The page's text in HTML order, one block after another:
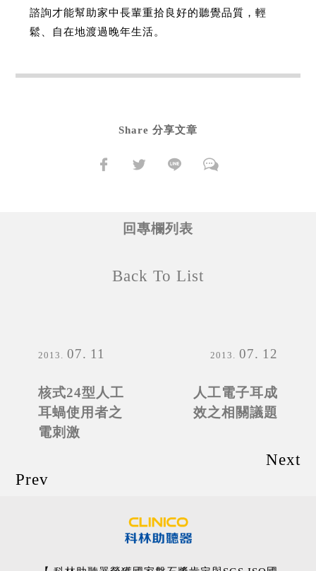
諮詢才能幫助家中長輩重拾良好的聽覺品質，輕
鬆、自在地渡過晚年生活。
Share 分享文章
2013 07 11
核式24型人工
耳蝸使用者之
電刺激
Prev
回專欄列表
Back To List
2013 07 12
人工電子耳成
效之相關議題
Next